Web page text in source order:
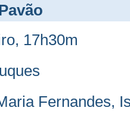
17h30m
Fernandes,